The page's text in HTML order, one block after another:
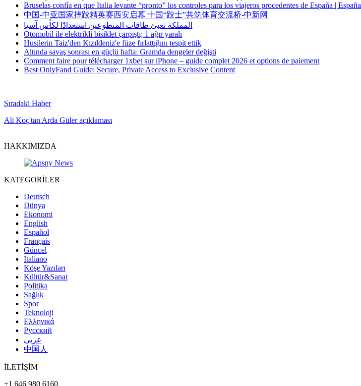
Bruselas confía en que Italia levante “pronto” los controles para los viajeros procedentes de España | España
中国-中亚国家摔跤精英赛西安启幕 十国“跤士”共筑体育交流桥-中新网
المملكة تعبئ طاقات المتطوعين استعدادًا لكأس آسيا
Otomobil ile elektrikli bisiklet çarpıştı; 1 ağır yaralı
Husilerin Taiz'den Kızıldeniz'e füze fırlattığını tespit ettik
Altında savaş sonrası en güçlü hafta: Gramda dengeler değişti
Comment faire pour télécharger 1xbet sur iPhone – guide complet 2026 et options de paiement
Best OnlyFand Guide: Secure, Private Access to Exclusive Content
Sıradaki Haber
Ali Koç'tan Arda Güler açıklaması
HAKKIMIZDA
KATEGORİLER
Deutsch
Dünya
Ekonomi
English
Español
Français
Güncel
Italiano
Köşe Yazıları
Kültür&Sanat
Politika
Sağlık
Spor
Teknoloji
Ελληνικά
Русский
عربي
中国人
İLETİŞİM
+1 646 980 6160